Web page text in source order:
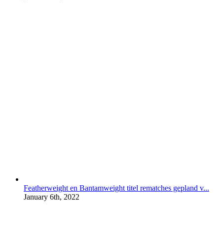
Featherweight en Bantamweight titel rematches gepland v...
January 6th, 2022